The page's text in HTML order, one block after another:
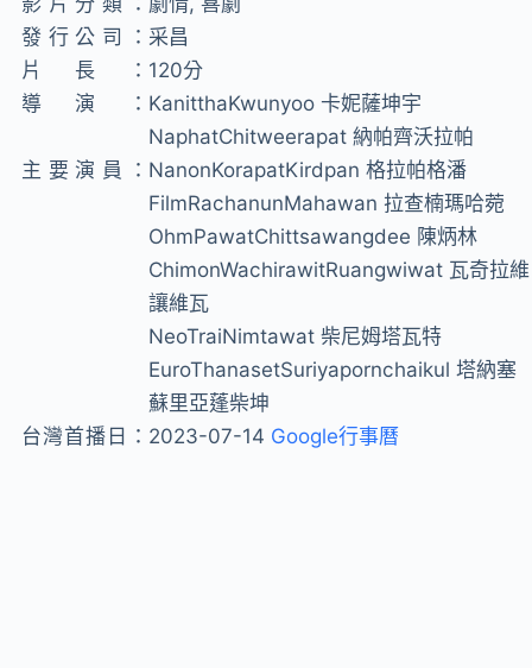
發行公司： 采昌
片長： 120分
導演： KanitthaKwunyoo 卡妮薩坤宇
NaphatChitweerapat 納帕齊沃拉帕
主要演員： NanonKorapatKirdpan 格拉帕格潘
FilmRachanunMahawan 拉查楠瑪哈菀
OhmPawatChittsawangdee 陳炳林
ChimonWachirawitRuangwiwat 瓦奇拉維
讓維瓦
NeoTraiNimtawat 柴尼姆塔瓦特
EuroThanasetSuriyapornchaikul 塔納塞
蘇里亞蓬柴坤
台灣首播日： 2023-07-14 Google行事曆